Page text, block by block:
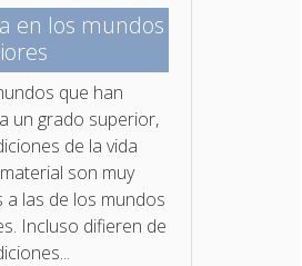
en los mundos
que han
un grado superior,
de la vida
son muy
a las de los mundos
Incluso difieren de